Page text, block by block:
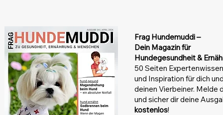
Frag Hundemuddi –
Dein Magazinfür
Hundegesundheit &
50 Seiten
und Inspiration für dich
deinen Vierbeiner. Melde
und sicher dir deine
kostenlos!